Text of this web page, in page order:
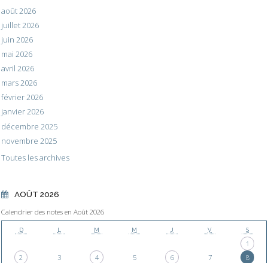
août 2026
juillet 2026
juin 2026
mai 2026
avril 2026
mars 2026
février 2026
janvier 2026
décembre 2025
novembre 2025
Toutes les archives
AOÛT 2026
Calendrier des notes en Août 2026
D L M M J V S
1
2
3 4 5 6 7
8